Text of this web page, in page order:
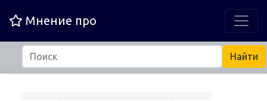
Мнение про